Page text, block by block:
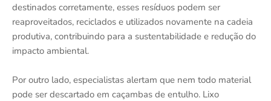
destinados corretamente, esses resíduos podem ser
reaproveitados, reciclados e utilizados novamente na cadeia
produtiva, contribuindo para a sustentabilidade e redução do
impacto ambiental.
Por outro lado, especialistas alertam que nem todo material
pode ser descartado em caçambas de entulho. Lixo